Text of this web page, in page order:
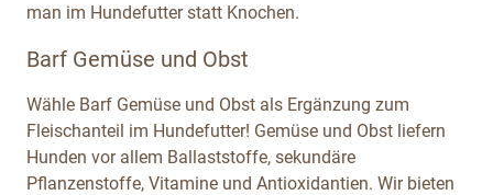
man im Hundefutter statt Knochen.
Barf Gemüse und Obst
Wähle Barf Gemüse und Obst als Ergänzung zum
Fleischanteil im Hundefutter! Gemüse und Obst liefern
Hunden vor allem Ballaststoffe, sekundäre
Pflanzenstoffe, Vitamine und Antioxidantien. Wir bieten